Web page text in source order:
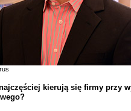
kierują się firmy przy